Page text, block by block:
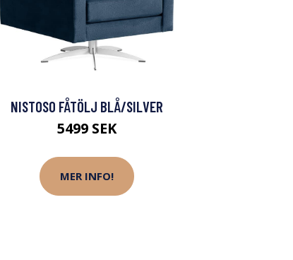
NISTOSO FÅTÖLJ BLÅ/SILVER
5499 SEK
MER INFO!